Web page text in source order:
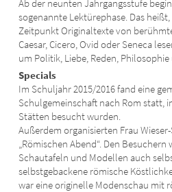
Ab der neunten Jahrgangsstufe
sogenannte Lektürephase. Das
Zeitpunkt Originaltexte von
Caesar, Cicero, Ovid oder Seneca
um Politik, Liebe, Reden,
Specials
Im Schuljahr 2015/2016 fand eine
Schulgemeinschaft nach Rom statt,
Stätten besucht wurden.
Außerdem organisierten Frau
„Römischen Abend“. Den
Schautafeln und Modellen auch
selbstgebackene römische
war eine originelle Modenschau mit